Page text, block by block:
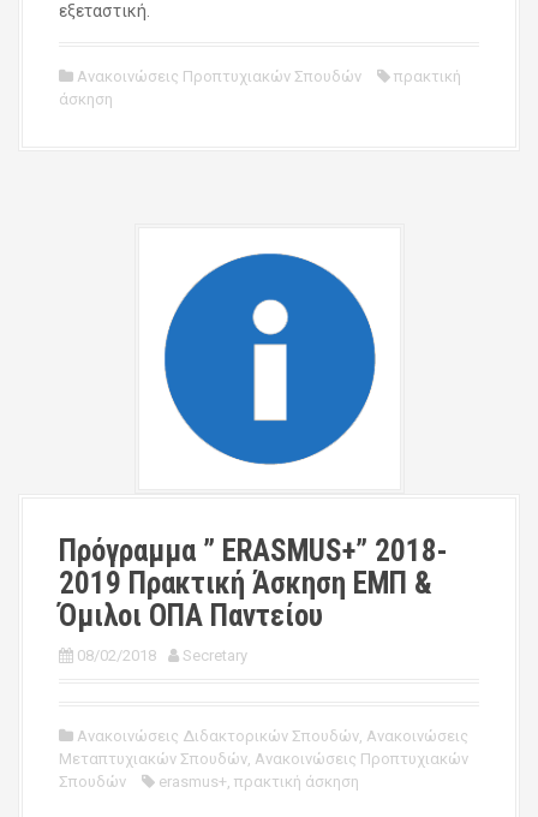
εξεταστική.
Ανακοινώσεις Προπτυχιακών Σπουδών
πρακτική
άσκηση
Πρόγραμμα ” ERASMUS+” 2018-
2019 Πρακτική Άσκηση ΕΜΠ &
Όμιλοι ΟΠΑ Παντείου
08/02/2018 Secretary
Ανακοινώσεις Διδακτορικών Σπουδών, Ανακοινώσεις
Μεταπτυχιακών Σπουδών, Ανακοινώσεις Προπτυχιακών
Σπουδών
erasmus+, πρακτική άσκηση